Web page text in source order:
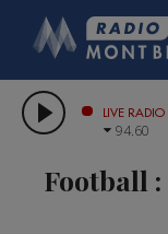
LIVE RADIO
94.60
Football :